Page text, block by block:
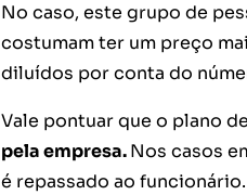
No caso, este grupo de
costumam ter um preço
diluídos por conta do
Vale pontuar que o plano
pela empresa.Nos casos
é repassado ao